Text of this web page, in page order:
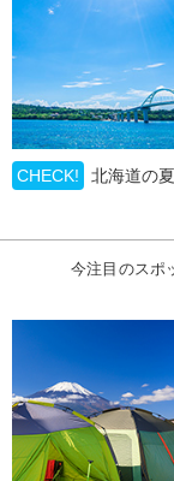
CHECK! 北海道の
今注目のスポ